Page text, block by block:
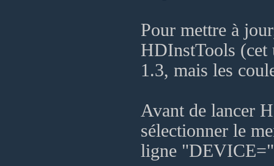
Pour mettre à
HDInstTools (cet
1.3, mais les
Avant de lancer
sélectionner le
ligne "DEVICE="